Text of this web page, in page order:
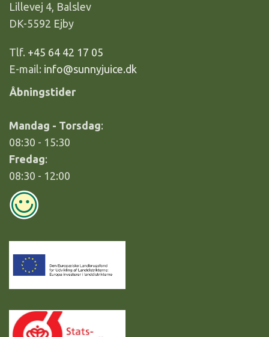
Lillevej 4, Balslev
DK-5592 Ejby
Tlf. +45 64 42 17 05
E-mail: info@sunnyjuice.dk
Åbningstider
Mandag - Torsdag:
08:30 - 15:30
Fredag:
08:30 - 12:00